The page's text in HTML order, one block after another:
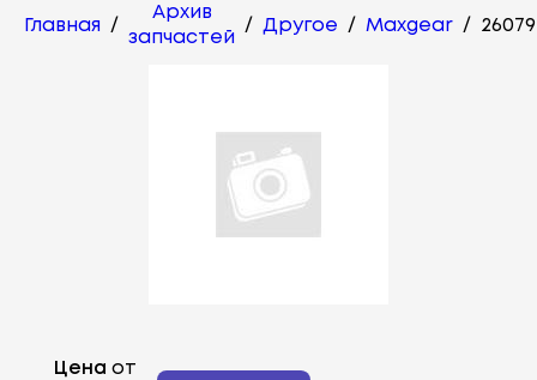
Главная /
Архив
запчастей
/ Другое / Maxgear /
Цена от